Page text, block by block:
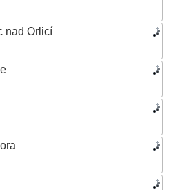
nad Orlicí